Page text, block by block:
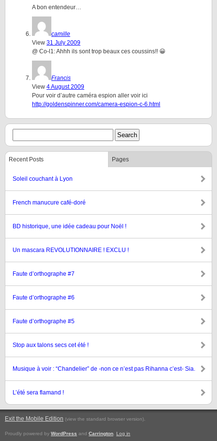
A bon entendeur…
camille
View 31 July 2009
@ Co-l1: Ahhh ils sont trop beaux ces coussins!! 😀
Francis
View 4 August 2009
Pour voir d’autre caméra espion aller voir ici
http://goldenspinner.com/camera-espion-c-6.html
Recent Posts Pages
Soleil couchant à Lyon
French manucure café-doré
BD historique, une idée cadeau pour Noël !
Un mascara REVOLUTIONNAIRE ! EXCLU !
Faute d’orthographe #7
Faute d’orthographe #6
Faute d’orthographe #5
Stop aux talons secs cet été !
Musique à voir : “Chandelier” de -non ce n’est pas Rihanna c’est- Sia.
L’été sera flamand !
Exit the Mobile Edition (view the standard browser version).
Proudly powered by WordPress and Carrington
Log in